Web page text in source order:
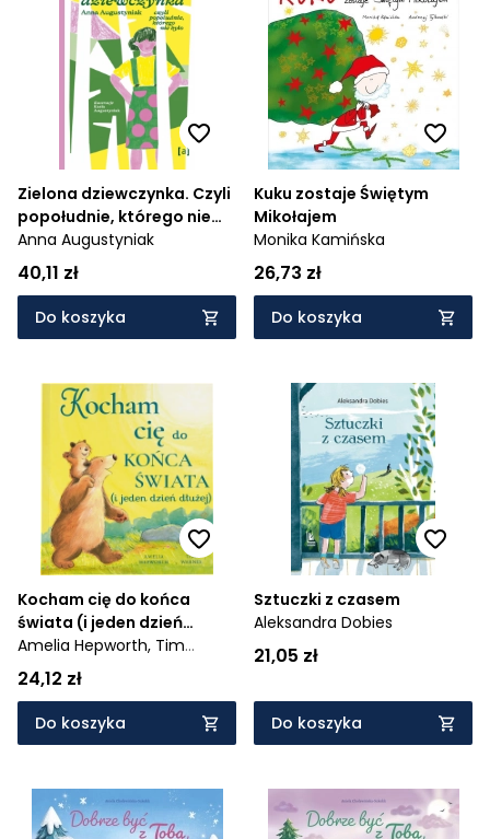
Zielona dziewczynka. Czyli
popołudnie, którego nie
było
Anna Augustyniak
40,11 zł
Do koszyka
Kuku zostaje Świętym
Mikołajem
Monika Kamińska
26,73 zł
Do koszyka
Kocham cię do końca
świata (i jeden dzień
dłużej)
Amelia Hepworth, Tim
Warnes
24,12 zł
Do koszyka
Sztuczki z czasem
Aleksandra Dobies
21,05 zł
Do koszyka